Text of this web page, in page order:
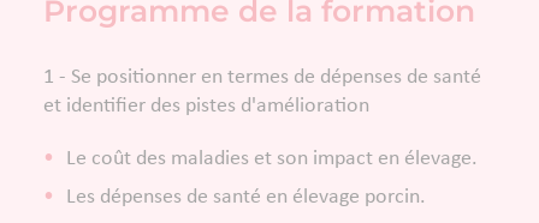
Programme de la formation
1 - Se positionner en termes de dépenses de santé
et identifier des pistes d'amélioration
Le coût des maladies et son impact en élevage.
Les dépenses de santé en élevage porcin.